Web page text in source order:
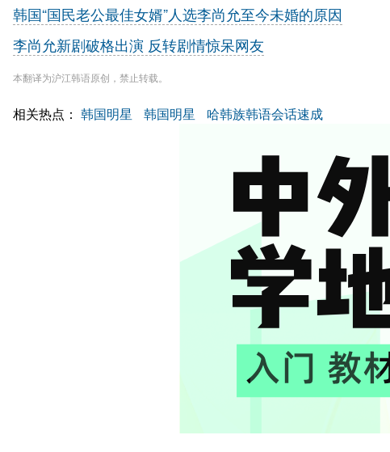
韩国“国民老公最佳女婿”人选李尚允至今未婚的原因
李尚允新剧破格出演 反转剧情惊呆网友
本翻译为沪江韩语原创，禁止转载。
相关热点： 韩国明星 韩国明星 哈韩族韩语会话速成